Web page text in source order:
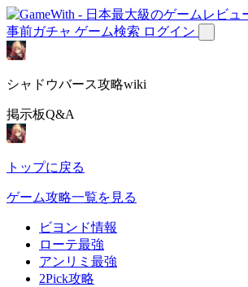
事前ガチャ ゲーム検索 ログイン
シャドウバース攻略wiki
掲示板Q&A
トップに戻る
ゲーム攻略一覧を見る
ビヨンド情報
ローテ最強
アンリミ最強
2Pick攻略